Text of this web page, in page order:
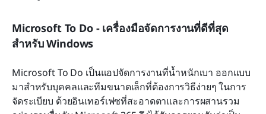
Microsoft To Do - เครื่องมือจัดการงานที่ดีที่สุด
สำหรับ Windows
Microsoft To Do เป็นแอปจัดการงานที่น้ำหนักเบา ออกแบบ
มาสำหรับบุคคลและทีมขนาดเล็กที่ต้องการวิธีง่ายๆ ในการ
จัดระเบียบ ด้วยอินเทอร์เฟซที่สะอาดตาและการผสานรวม